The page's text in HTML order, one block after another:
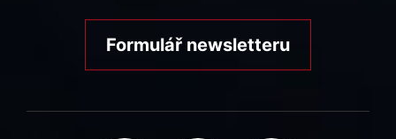
Formulář newsletteru